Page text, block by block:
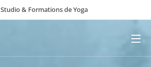
Studio & Formations de Yoga